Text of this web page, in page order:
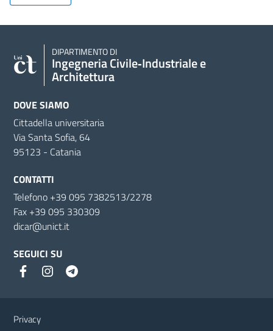
DIPARTIMENTO DI
Ingegneria Civile‑Industriale e
Architettura
DOVE SIAMO
Cittadella universitaria
Via Santa Sofia, 64
95123 - Catania
CONTATTI
Telefono +39 095 7382513/2278
Fax +39 095 330309
dicar@unict.it
SEGUICI SU
Privacy